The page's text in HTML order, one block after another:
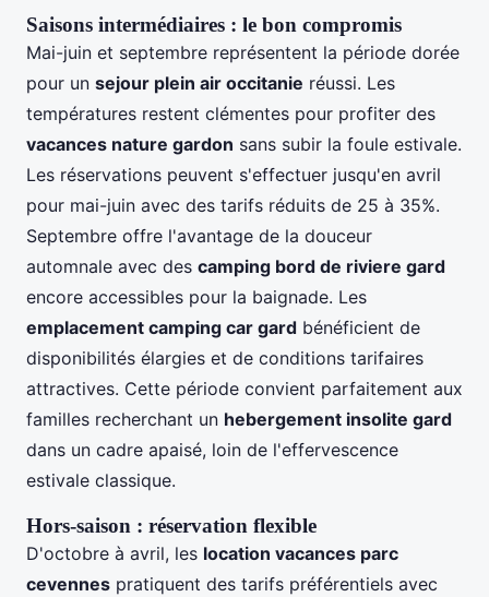
Saisons intermédiaires : le bon compromis
Mai-juin et septembre représentent la période dorée
pour un sejour plein air occitanie réussi. Les
températures restent clémentes pour profiter des
vacances nature gardon sans subir la foule estivale.
Les réservations peuvent s'effectuer jusqu'en avril
pour mai-juin avec des tarifs réduits de 25 à 35%.
Septembre offre l'avantage de la douceur
automnale avec des camping bord de riviere gard
encore accessibles pour la baignade. Les
emplacement camping car gard bénéficient de
disponibilités élargies et de conditions tarifaires
attractives. Cette période convient parfaitement aux
familles recherchant un hebergement insolite gard
dans un cadre apaisé, loin de l'effervescence
estivale classique.
Hors-saison : réservation flexible
D'octobre à avril, les location vacances parc
cevennes pratiquent des tarifs préférentiels avec